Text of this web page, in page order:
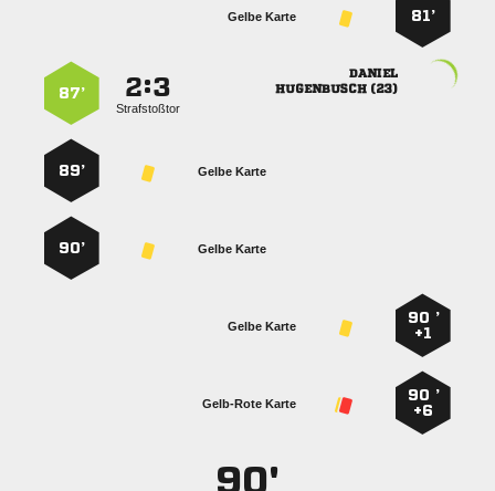
81’
Gelbe Karte

 
:
Strafstoßtor
87’
Gelbe Karte
89’
Gelbe Karte
90’
90 ’
+1
Gelbe Karte
90 ’
+6
Gelb-Rote Karte
90'